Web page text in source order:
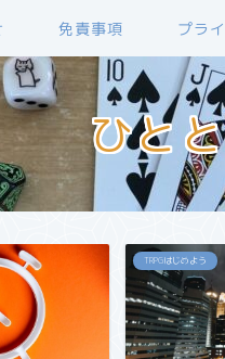
免責事項 プラ
ひと
TRPGはじめよう